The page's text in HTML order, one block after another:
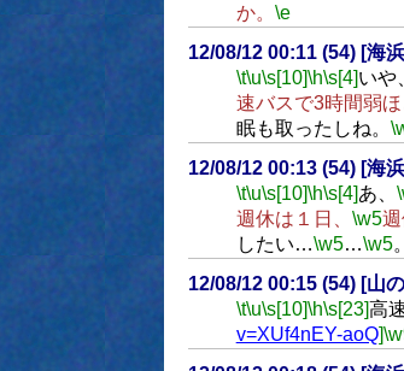
か。 \e
12/08/12 00:11 (54) [海
\t\u\s[10]\h\s[4]いや
速バスで3時間弱ほ
眠も取ったしね。
12/08/12 00:13 (54) [海
\t\u\s[10]\h\s[4]あ、
週休は１日、 \w5週
したい…\w5…\w5。
12/08/12 00:15 (54) [山
\t\u\s[10]\h\s[23]高
v=XUf4nEY-aoQ]